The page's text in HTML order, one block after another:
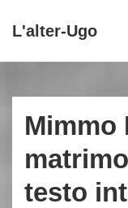
Vai
principale
L'alter-Ugo
principale
Mimmo
testo